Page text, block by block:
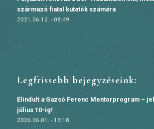
származó fiatal kutatók számára
2021.06.12. - 08:49
Legfrissebb bejegyzéseink:
Elindult a Gazsó Ferenc Mentorprogram –
július 10-ig!
2026.06.01. - 13:18